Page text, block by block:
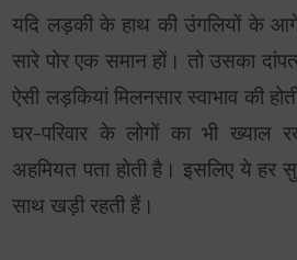
यदि लड़की के हाथ की उंगलियों के
सारे पोर एक समान हों। तो उसका
ऐसी लड़कियां मिलनसार स्वाभाव की
घर-परिवार के लोगों का भी ख्याल
अहमियत पता होती है। इसलिए ये हर
साथ खड़ी रहती हैं।